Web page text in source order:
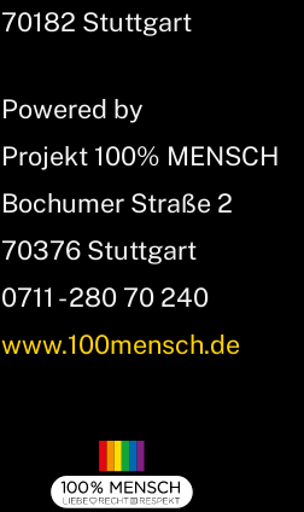
70182 Stuttgart
Powered by
Projekt 100% MENSCH
Bochumer Straße 2
70376 Stuttgart
0711 - 280 70 240
www.100mensch.de